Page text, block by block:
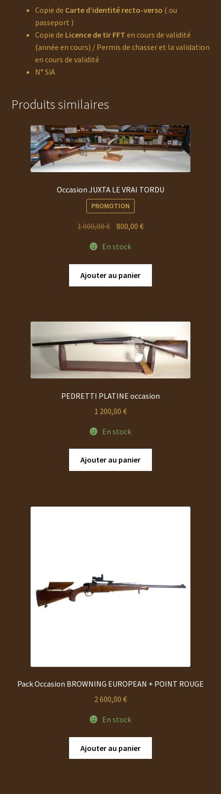
Copie de Carte d’identité recto-verso ( ou
passeport )
Copie de Licence de tir FFT en cours de validité
(année en cours) / Permis de chasser et la validation
en cours de validité
N° SiA
Produits similaires
Occasion JUXTA LE VRAI TORDU
PROMOTION
1 000,00€
Le
initial
était :
1
000,00 €.
800,00 €Le
est :
En stock
Ajouter au panier
PEDRETTI PLATINE occasion
1 200,00 €
En stock
Ajouter au panier
Pack Occasion BROWNING EUROPEAN + POINT ROUGE
2 600,00 €
En stock
Ajouter au panier